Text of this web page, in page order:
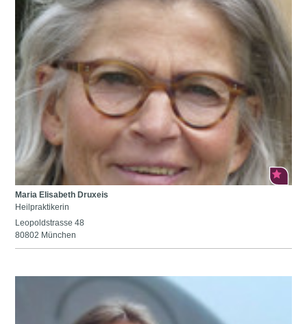
Maria Elisabeth Druxeis
Heilpraktikerin
Leopoldstrasse 48
80802 München